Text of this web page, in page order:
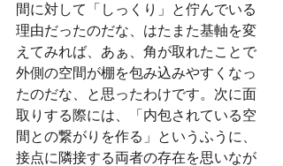
間に対して「しっくり」と佇んでいる
理由だったのだな、はたまた基軸を変
えてみれば、あぁ、角が取れたことで
外側の空間が棚を包み込みやすくなっ
たのだな、と思ったわけです。次に面
取りする際には、「内包されている空
間との繋がりを作る」というふうに、
接点に隣接する両者の存在を思いなが